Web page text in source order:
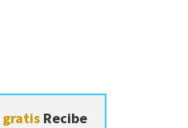
gratis Recibe